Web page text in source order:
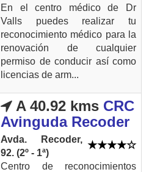
En el centro médico de Dr
Valls puedes realizar tu
reconocimiento médico para la
renovación de cualquier
permiso de conducir así como
licencias de arm...
A 40.92 kms CRC
Avinguda Recoder
Avda. Recoder,
92. (2º - 1ª)
Centro de reconocimientos